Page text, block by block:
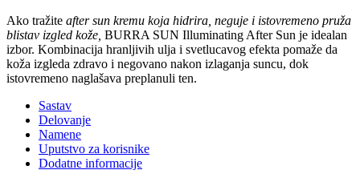
Ako tražite after sun kremu koja hidrira, neguje i istovremeno pruža
blistav izgled kože, BURRA SUN Illuminating After Sun je idealan
izbor. Kombinacija hranljivih ulja i svetlucavog efekta pomaže da
koža izgleda zdravo i negovano nakon izlaganja suncu, dok
istovremeno naglašava preplanuli ten.
Sastav
Delovanje
Namene
Uputstvo za korisnike
Dodatne informacije